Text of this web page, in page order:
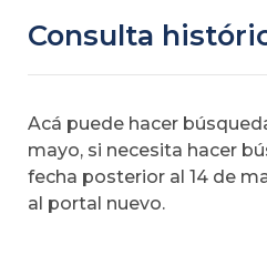
Consulta
Acá puede hacer
mayo, si necesita hacer
fecha posterior al 14 de
al portal nuevo.